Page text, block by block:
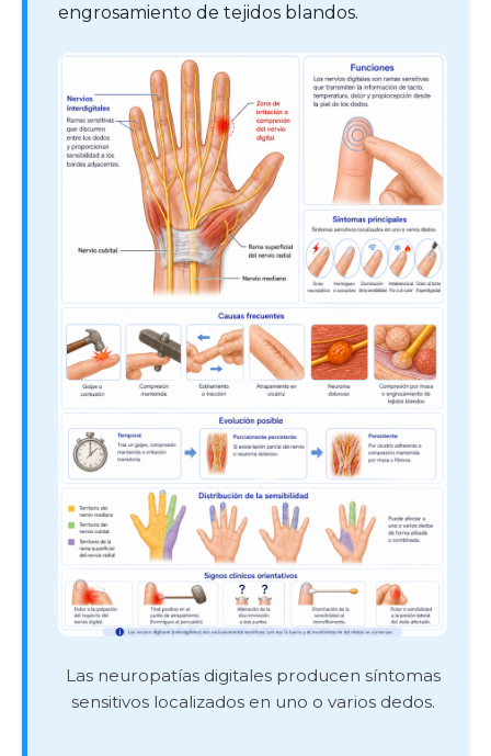
engrosamiento de tejidos blandos.
Las neuropatías digitales producen síntomas
sensitivos localizados en uno o varios dedos.